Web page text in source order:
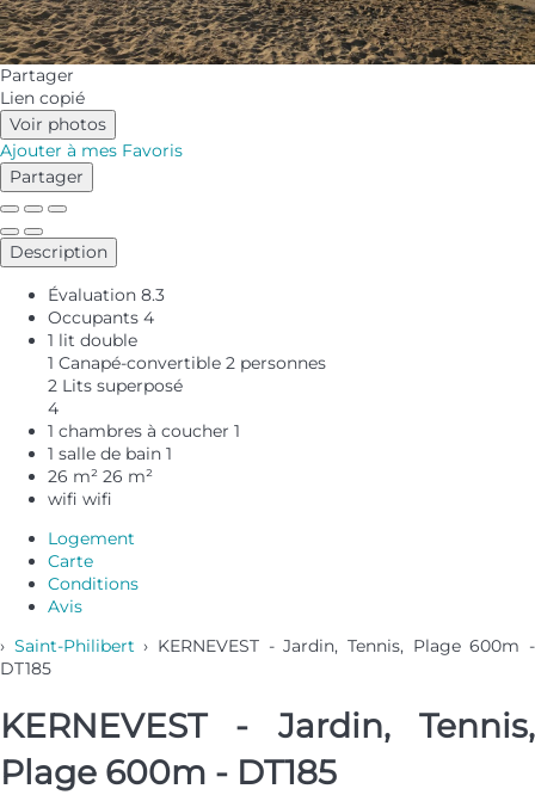
Partager
Lien copié
Voir photos
Ajouter à mes Favoris
Partager
Description
Évaluation 8.3
Occupants 4
1 lit double
1 Canapé-convertible 2 personnes
2 Lits superposé
4
1 chambres à coucher 1
1 salle de bain 1
26 m² 26 m²
wifi wifi
Logement
Carte
Conditions
Avis
› Saint-Philibert › KERNEVEST - Jardin, Tennis, Plage 600m -
DT185
KERNEVEST - Jardin, Tennis,
Plage 600m - DT185